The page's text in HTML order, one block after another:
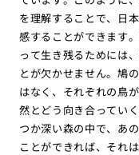
を理解することで、日
感することができます
って生き残るためには
とが欠かせません。鳩
はなく、それぞれの鳥
然とどう向き合ってい
つか深い森の中で、あ
ことができれば、それ